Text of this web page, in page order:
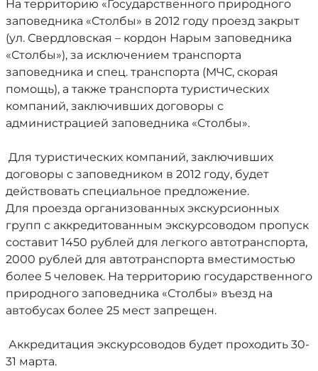
На территорию «Государственного природного
заповедника «Столбы» в 2012 году проезд закрыт
(ул. Свердловская – кордон Нарым заповедника
«Столбы»), за исключением транспорта
заповедника и спец. транспорта (МЧС, скорая
помощь), а также транспорта туристических
компаний, заключивших договоры с
администрацией заповедника «Столбы».
Для туристических компаний, заключивших
договоры с заповедником в 2012 году, будет
действовать специальное предложение.
Для проезда организованных экскурсионных
групп с аккредитованным экскурсоводом пропуск
составит 1450 рублей для легкого автотранспорта,
2000 рублей для автотранспорта вместимостью
более 5 человек. На территорию государственного
природного заповедника «Столбы» въезд на
автобусах более 25 мест запрещен.
Аккредитация экскурсоводов будет проходить 30-
31 марта.